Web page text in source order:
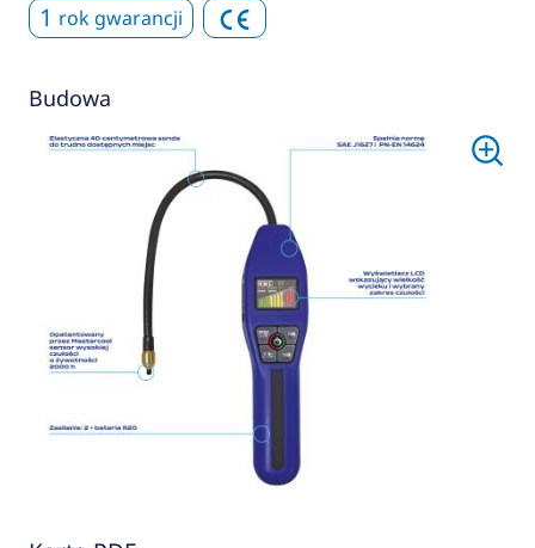
1 rok gwarancji
Budowa